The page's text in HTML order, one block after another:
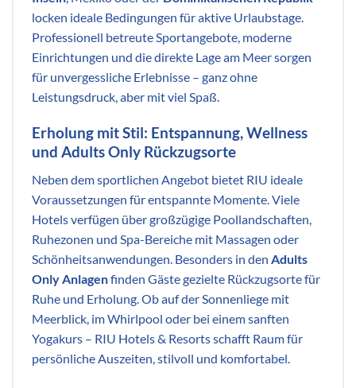
locken ideale Bedingungen für aktive Urlaubstage.
Professionell betreute Sportangebote, moderne
Einrichtungen und die direkte Lage am Meer sorgen
für unvergessliche Erlebnisse – ganz ohne
Leistungsdruck, aber mit viel Spaß.
Erholung mit Stil: Entspannung, Wellness
und Adults Only Rückzugsorte
Neben dem sportlichen Angebot bietet RIU ideale
Voraussetzungen für entspannte Momente. Viele
Hotels verfügen über großzügige Poollandschaften,
Ruhezonen und Spa-Bereiche mit Massagen oder
Schönheitsanwendungen. Besonders in den Adults
Only Anlagenfinden Gäste gezielte Rückzugsorte für
Ruhe und Erholung. Ob auf der Sonnenliege mit
Meerblick, im Whirlpool oder bei einem sanften
Yogakurs – RIU Hotels & Resorts schafft Raum für
persönliche Auszeiten, stilvoll und komfortabel.